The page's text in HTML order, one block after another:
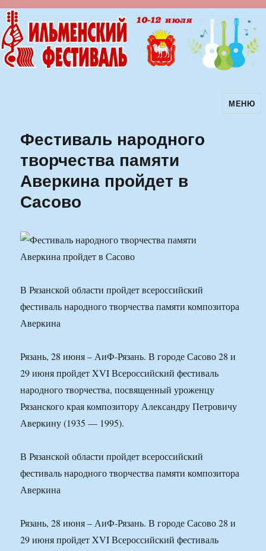
Ильменский фестиваль авторскойМЕНЮ
Фестиваль народного
творчества памяти
Аверкина пройдет в
Сасово
В Рязанской области пройдет всероссийский
фестиваль народного творчества памяти композитора
Аверкина
Рязань, 28 июня – АиФ-Рязань. В городе Сасово 28 и
29 июня пройдет XVI Всероссийский фестиваль
народного творчества, посвященный уроженцу
Рязанского края композитору Александру Петровичу
Аверкину (1935 — 1995).
В Рязанской области пройдет всероссийский
фестиваль народного творчества памяти композитора
Аверкина
Рязань, 28 июня – АиФ-Рязань. В городе Сасово 28 и
29 июня пройдет XVI Всероссийский фестиваль